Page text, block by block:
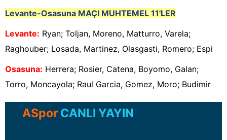
Levante-Osasuna MAÇI MUHTEMEL 11'LER
Levante: Ryan; Toljan, Moreno, Matturro, Varela;
Raghouber; Losada, Martinez, Olasgasti, Romero; Espi
Osasuna: Herrera; Rosier, Catena, Boyomo, Galan;
Torro, Moncayola; Raul Garcia, Gomez, Moro; Budimir
ASpor CANLI YAYIN